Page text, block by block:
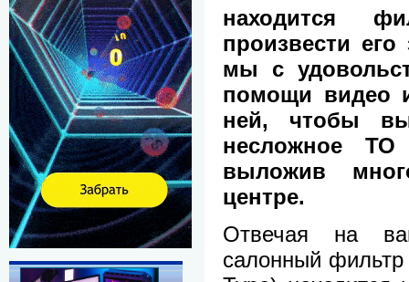
находится
произвести
мы с
помощи видео
ней, чтобы
несложное
выложив
центре.
Отвечая на
салонный